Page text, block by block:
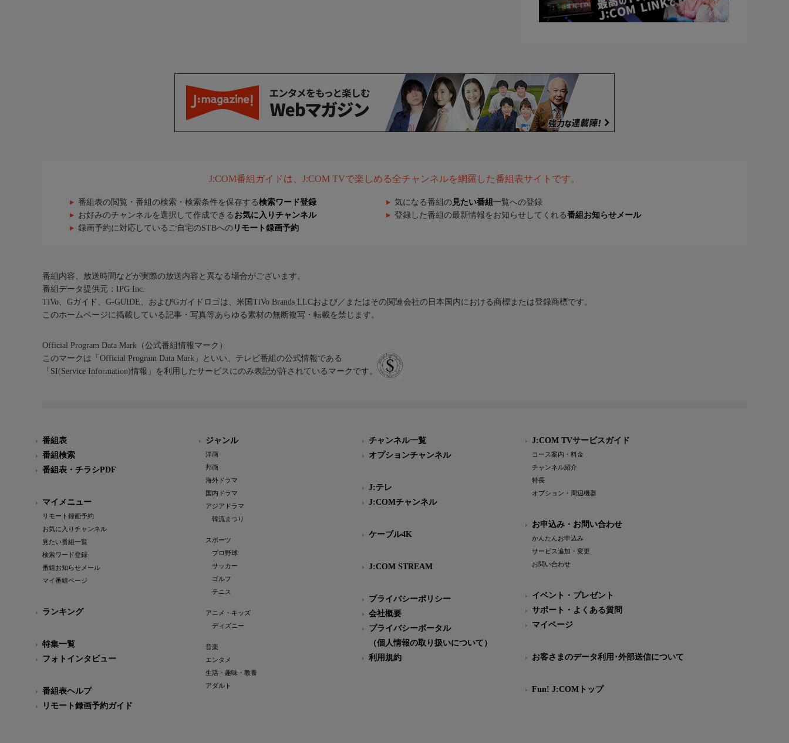
J:COM番組ガイドは、J:COM TVで楽しめる全チャンネルを網羅した番組表サイトです。
番組表の閲覧・番組の検索・検索条件を保存する検索ワード登録 気になる番組の 見たい番組 一覧への登録
お好みのチャンネルを選択して作成できる お気に入りチャンネル 登録した番組の最新情報をお知らせしてくれる番組お知らせメール
録画予約に対応しているご自宅のSTBへの リモート録画予約
番組内容、放送時間などが実際の放送内容と異なる場合がございます。
番組データ提供元：IPG Inc.
TiVo、Gガイド、G-GUIDE、およびGガイドロゴは、米国TiVo Brands LLCおよび／またはその関連会社の日本国内における商標または登録商標です。
このホームページに掲載している記事・写真等あらゆる素材の無断複写・転載を禁じます。
Official Program Data Mark（公式番組情報マーク）
このマークは「Official Program Data Mark」といい、テレビ番組の公式情報である
「SI(Service Information)情報」を利用したサービスにのみ表記が許されているマークです。
番組表
番組検索
番組表・チラシPDF
マイメニュー
リモート録画予約
お気に入りチャンネル
見たい番組一覧
検索ワード登録
番組お知らせメール
マイ番組ページ
ランキング
特集一覧
フォトインタビュー
番組表ヘルプ
リモート録画予約ガイド
ジャンル
洋画
邦画
海外ドラマ
国内ドラマ
アジアドラマ
韓流まつり
スポーツ
プロ野球
サッカー
ゴルフ
テニス
アニメ・キッズ
ディズニー
音楽
エンタメ
生活・趣味・教養
アダルト
チャンネル一覧
オプションチャンネル
J:テレ
J:COMチャンネル
ケーブル4K
J:COM STREAM
プライバシーポリシー
会社概要
プライバシーポータル
（個人情報の取り扱いについて）
利用規約
J:COM TVサービスガイド
コース案内・料金
チャンネル紹介
特長
オプション・周辺機器
お申込み・お問い合わせ
かんたんお申込み
サービス追加・変更
お問い合わせ
イベント・プレゼント
サポート・よくある質問
マイページ
お客さまのデータ利用･外部送信について
Fun! J:COMトップ